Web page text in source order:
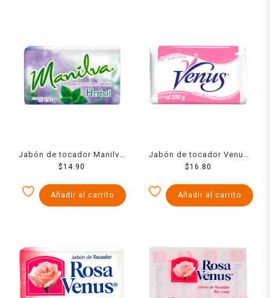
Jabón de tocador Manilva
herbal 150 g
$14.90
Añadir al carrito
Jabón de tocador Venus
rosa 200 g
$16.80
Añadir al carrito